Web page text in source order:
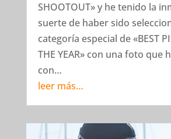
SHOOTOUT» y he tenido la
suerte de haber sido
categoría especial de «BEST
THE YEAR» con una foto que
con…
leer más…